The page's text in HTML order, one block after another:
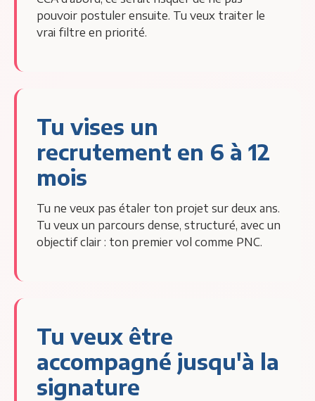
pouvoir postuler ensuite. Tu veux traiter le
vrai filtre en priorité.
Tu vises un
recrutement en 6 à 12
mois
Tu ne veux pas étaler ton projet sur deux ans.
Tu veux un parcours dense, structuré, avec un
objectif clair : ton premier vol comme PNC.
Tu veux être
accompagné jusqu'à la
signature